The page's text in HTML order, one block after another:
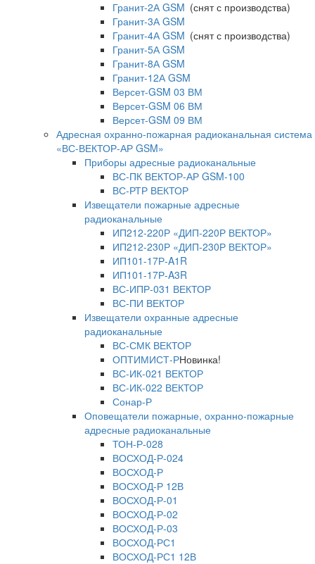
Гранит-2А GSM (снят с производства)
Гранит-3А GSM
Гранит-4А GSM (снят с производства)
Гранит-5А GSM
Гранит-8А GSM
Гранит-12А GSM
Версет-GSM 03 ВМ
Версет-GSM 06 ВМ
Версет-GSM 09 ВМ
Адресная охранно-пожарная радиоканальная система
«ВС-ВЕКТОР-АР GSM»
Приборы адресные радиоканальные
ВС-ПК ВЕКТОР-АР GSM-100
ВС-РТР ВЕКТОР
Извещатели пожарные адресные
радиоканальные
ИП212-220Р «ДИП-220Р ВЕКТОР»
ИП212-230Р «ДИП-230Р ВЕКТОР»
ИП101-17Р-A1R
ИП101-17Р-A3R
ВС-ИПР-031 ВЕКТОР
ВС-ПИ ВЕКТОР
Извещатели охранные адресные
радиоканальные
ВС-СМК ВЕКТОР
ОПТИМИСТ-РНовинка!
ВС-ИК-021 ВЕКТОР
ВС-ИК-022 ВЕКТОР
Сонар-Р
Оповещатели пожарные, охранно-пожарные
адресные радиоканальные
ТОН-Р-028
ВОСХОД-Р-024
ВОСХОД-Р
ВОСХОД-Р 12В
ВОСХОД-Р-01
ВОСХОД-Р-02
ВОСХОД-Р-03
ВОСХОД-РС1
ВОСХОД-РС1 12В